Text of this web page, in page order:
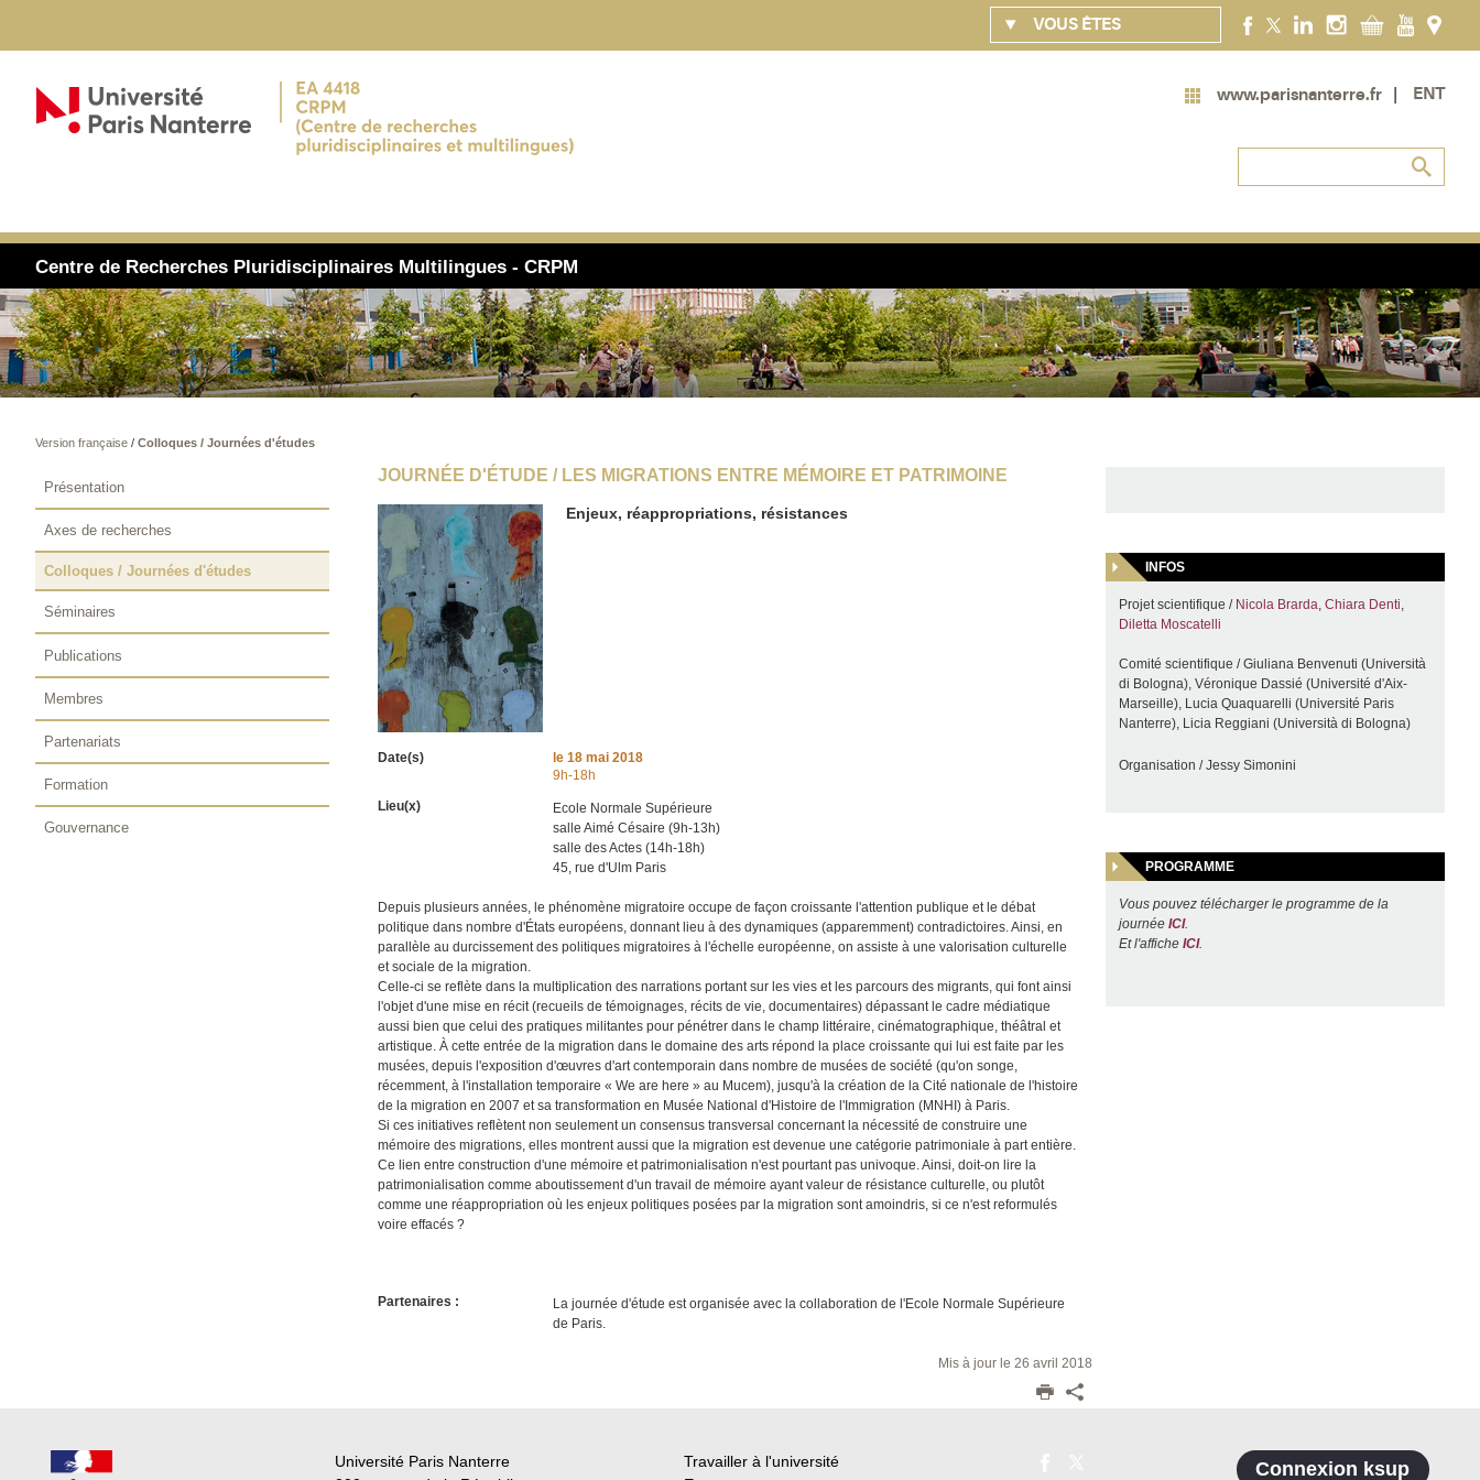
VOUS ÊTES
www.parisnanterre.fr ENT
Centre de Recherches Pluridisciplinaires Multilingues - CRPM
Version française/ Colloques / Journées d'études
JOURNÉE D'ÉTUDE / LES MIGRATIONS ENTRE MÉMOIRE ET PATRIMOINE
Enjeux, réappropriations, résistances
Date(s) le 18 mai 2018
9h-18h
Lieu(x)
Ecole Normale Supérieure
salle Aimé Césaire (9h-13h)
salle des Actes (14h-18h)
45, rue d'Ulm Paris
Depuis plusieurs années, le phénomène migratoire occupe de façon croissante l'attention publique et le débat
politique dans nombre d'États européens, donnant lieu à des dynamiques (apparemment) contradictoires. Ainsi, en
parallèle au durcissement des politiques migratoires à l'échelle européenne, on assiste à une valorisation culturelle
et sociale de la migration.
Celle-ci se reflète dans la multiplication des narrations portant sur les vies et les parcours des migrants, qui font ainsi
l'objet d'une mise en récit (recueils de témoignages, récits de vie, documentaires) dépassant le cadre médiatique
aussi bien que celui des pratiques militantes pour pénétrer dans le champ littéraire, cinématographique, théâtral et
artistique. À cette entrée de la migration dans le domaine des arts répond la place croissante qui lui est faite par les
musées, depuis l'exposition d'œuvres d'art contemporain dans nombre de musées de société (qu'on songe,
récemment, à l'installation temporaire « We are here » au Mucem), jusqu'à la création de la Cité nationale de l'histoire
de la migration en 2007 et sa transformation en Musée National d'Histoire de l'Immigration (MNHI) à Paris.
Si ces initiatives reflètent non seulement un consensus transversal concernant la nécessité de construire une
mémoire des migrations, elles montrent aussi que la migration est devenue une catégorie patrimoniale à part entière.
Ce lien entre construction d'une mémoire et patrimonialisation n'est pourtant pas univoque. Ainsi, doit-on lire la
patrimonialisation comme aboutissement d'un travail de mémoire ayant valeur de résistance culturelle, ou plutôt
comme une réappropriation où les enjeux politiques posées par la migration sont amoindris, si ce n'est reformulés
voire effacés ?
Partenaires :
La journée d'étude est organisée avec la collaboration de l'Ecole Normale Supérieure
de Paris.
Mis à jour le 26 avril 2018
INFOS
Projet scientifique / Nicola Brarda Chiara Denti
Diletta Moscatelli
Comité scientifique / Giuliana Benvenuti (Università
di Bologna), Véronique Dassié (Université d'Aix-
Marseille), Lucia Quaquarelli (Université Paris
Nanterre), Licia Reggiani (Università di Bologna)
Organisation / Jessy Simonini
PROGRAMME
Vous pouvez télécharger le programme de la
journée ICI.
Et l'affiche ICI.
Présentation
Axes de recherches
Colloques / Journées d'études
Séminaires
Publications
Membres
Partenariats
Formation
Gouvernance
Université Paris Nanterre
Travailler à l'université
Connexion ksup